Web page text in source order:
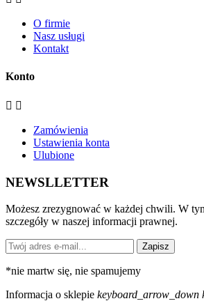
O firmie
Nasz usługi
Kontakt
Konto
 
Zamówienia
Ustawienia konta
Ulubione
NEWSLLETTER
Możesz zrezygnować w każdej chwili. W
szczegóły w naszej informacji prawnej.
Zapisz
*nie martw się, nie spamujemy
Informacja o sklepie keyboard_arrow_down